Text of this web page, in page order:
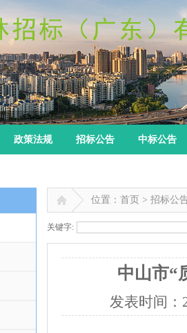
政策法规 招标公告 中标公告
位置：首页 > 招标公
关键字:
中山市“
发表时间：